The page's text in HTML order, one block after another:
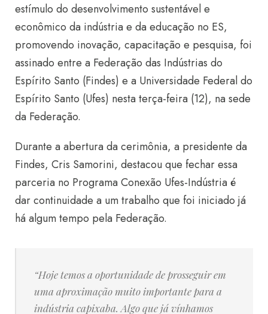
estímulo do desenvolvimento sustentável e
econômico da indústria e da educação no ES,
promovendo inovação, capacitação e pesquisa, foi
assinado entre a Federação das Indústrias do
Espírito Santo (Findes) e a Universidade Federal do
Espírito Santo (Ufes) nesta terça-feira (12), na sede
da Federação.
Durante a abertura da cerimônia, a presidente da
Findes, Cris Samorini, destacou que fechar essa
parceria no Programa Conexão Ufes-Indústria é
dar continuidade a um trabalho que foi iniciado já
há algum tempo pela Federação.
“Hoje temos a oportunidade de prosseguir em
uma aproximação muito importante para a
indústria capixaba. Algo que já vínhamos